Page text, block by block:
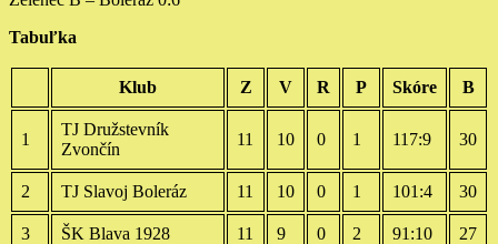
Tabuľka
Klub Z V R P Skóre B
1
TJ Družstevník
Zvončín
11 10 0 1 117:9 30
2 TJ Slavoj Boleráz 11 10 0 1 101:4 30
3 ŠK Blava 1928 11 9 0 2 91:10 27